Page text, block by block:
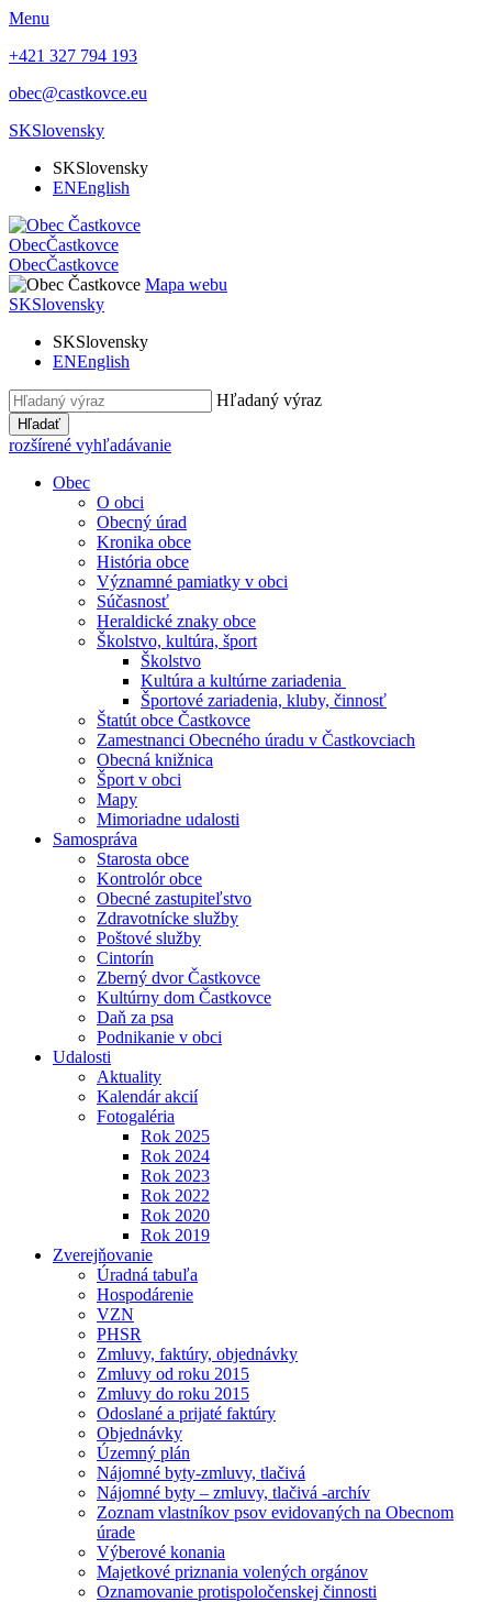
Menu
+421 327 794 193
obec@castkovce.eu
SKSlovensky
SKSlovensky
ENEnglish
ObecČastkovce
ObecČastkovce
Mapa webu
SKSlovensky
SKSlovensky
ENEnglish
Hľadaný výraz
Hľadať
rozšírené vyhľadávanie
Obec
O obci
Obecný úrad
Kronika obce
História obce
Významné pamiatky v obci
Súčasnosť
Heraldické znaky obce
Školstvo, kultúra, šport
Školstvo
Kultúra a kultúrne zariadenia
Športové zariadenia, kluby, činnosť
Štatút obce Častkovce
Zamestnanci Obecného úradu v Častkovciach
Obecná knižnica
Šport v obci
Mapy
Mimoriadne udalosti
Samospráva
Starosta obce
Kontrolór obce
Obecné zastupiteľstvo
Zdravotnícke služby
Poštové služby
Cintorín
Zberný dvor Častkovce
Kultúrny dom Častkovce
Daň za psa
Podnikanie v obci
Udalosti
Aktuality
Kalendár akcií
Fotogaléria
Rok 2025
Rok 2024
Rok 2023
Rok 2022
Rok 2020
Rok 2019
Zverejňovanie
Úradná tabuľa
Hospodárenie
VZN
PHSR
Zmluvy, faktúry, objednávky
Zmluvy od roku 2015
Zmluvy do roku 2015
Odoslané a prijaté faktúry
Objednávky
Územný plán
Nájomné byty-zmluvy, tlačivá
Nájomné byty – zmluvy, tlačivá -archív
Zoznam vlastníkov psov evidovaných na Obecnom
úrade
Výberové konania
Majetkové priznania volených orgánov
Oznamovanie protispoločenskej činnosti